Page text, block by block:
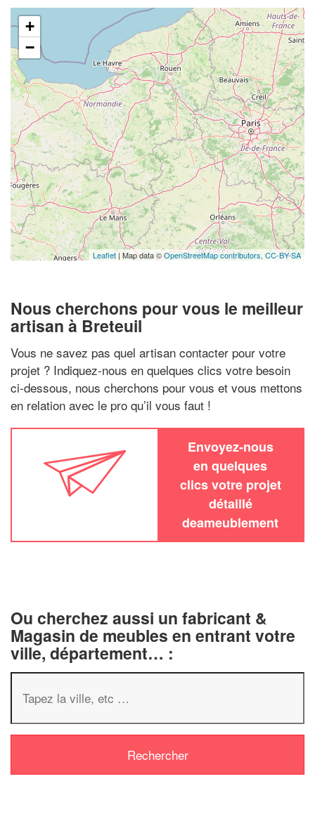
+
−
Leaflet | Map data ©OpenStreetMap contributors, CC-BY-SA
Nous cherchons pour vous le meilleur
artisan à Breteuil
Vous ne savez pas quel artisan contacter pour votre
projet ? Indiquez-nous en quelques clics votre besoin
ci-dessous, nous cherchons pour vous et vous mettons
en relation avec le pro qu’il vous faut !
Envoyez-nous
en quelques
clics votre projet
détaillé
deameublement
Ou cherchez aussi un fabricant &
Magasin de meubles en entrant votre
ville, département… :